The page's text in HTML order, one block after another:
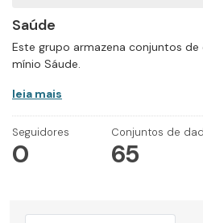
Saúde
Este grupo armazena conjuntos
mínio Sáude.
leia mais
Seguidores
0
Conjuntos de
65